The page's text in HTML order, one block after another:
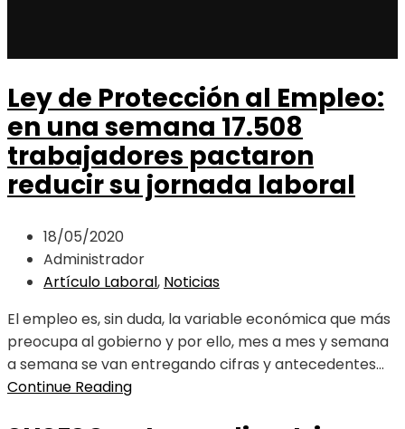
Ley de Protección al Empleo:
en una semana 17.508
trabajadores pactaron
reducir su jornada laboral
18/05/2020
Administrador
Artículo Laboral, Noticias
El empleo es, sin duda, la variable económica que más
preocupa al gobierno y por ello, mes a mes y semana
a semana se van entregando cifras y antecedentes...
Continue Reading